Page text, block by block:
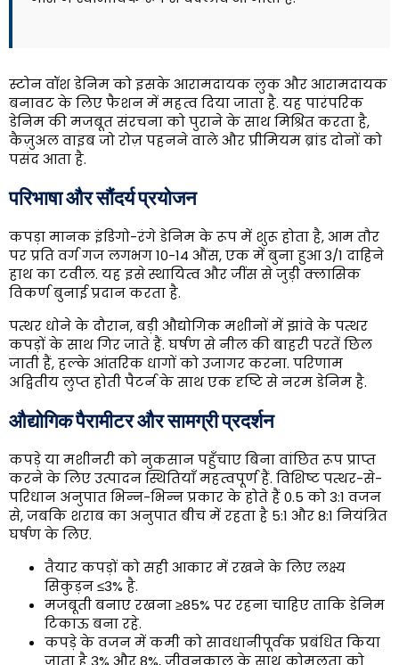
स्टोन वॉश डेनिम को इसके आरामदायक लुक और आरामदायक
बनावट के लिए फैशन में महत्व दिया जाता है. यह पारंपरिक
डेनिम की मजबूत संरचना को पुराने के साथ मिश्रित करता है,
कैज़ुअल वाइब जो रोज़ पहनने वाले और प्रीमियम ब्रांड दोनों को
पसंद आता है.
परिभाषा और सौंदर्य प्रयोजन
कपड़ा मानक इंडिगो-रंगे डेनिम के रूप में शुरू होता है, आम तौर
पर प्रति वर्ग गज लगभग 10-14 औंस, एक में बुना हुआ 3/1 दाहिने
हाथ का टवील. यह इसे स्थायित्व और जींस से जुड़ी क्लासिक
विकर्ण बुनाई प्रदान करता है.
पत्थर धोने के दौरान, बड़ी औद्योगिक मशीनों में झांवे के पत्थर
कपड़ों के साथ गिर जाते हैं. घर्षण से नील की बाहरी परतें छिल
जाती हैं, हल्के आंतरिक धागों को उजागर करना. परिणाम
अद्वितीय लुप्त होती पैटर्न के साथ एक दृष्टि से नरम डेनिम है.
औद्योगिक पैरामीटर और सामग्री प्रदर्शन
कपड़े या मशीनरी को नुकसान पहुँचाए बिना वांछित रूप प्राप्त
करने के लिए उत्पादन स्थितियाँ महत्वपूर्ण हैं. विशिष्ट पत्थर-से-
परिधान अनुपात भिन्न-भिन्न प्रकार के होते हैं 0.5 को 3:1 वजन
से, जबकि शराब का अनुपात बीच में रहता है 5:1 और 8:1 नियंत्रित
घर्षण के लिए.
तैयार कपड़ों को सही आकार में रखने के लिए लक्ष्य
सिकुड़न ≤3% है.
मजबूती बनाए रखना ≥85% पर रहना चाहिए ताकि डेनिम
टिकाऊ बना रहे.
कपड़े के वजन में कमी को सावधानीपूर्वक प्रबंधित किया
जाता है 3% और 8%, जीवनकाल के साथ कोमलता को